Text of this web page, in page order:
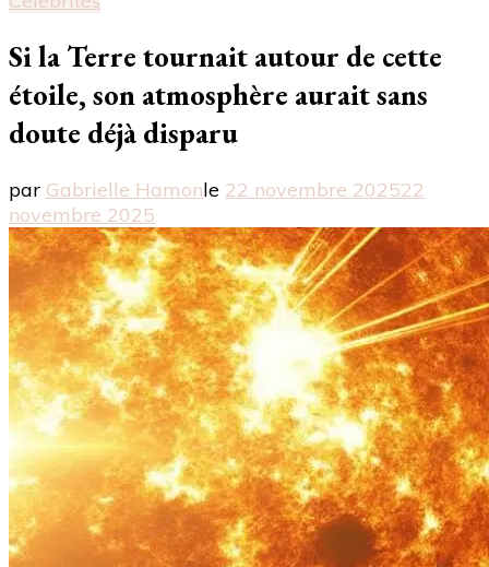
Si la Terre tournait autour de cette
étoile, son atmosphère aurait sans
doute déjà disparu
par Gabrielle Hamonle 22 novembre 202522
novembre 2025